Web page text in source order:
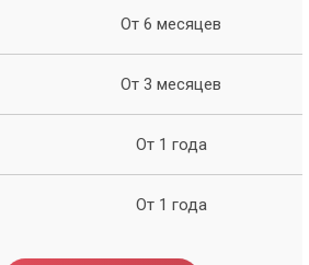
От 6 месяцев
От 3 месяцев
От 1 года
От 1 года